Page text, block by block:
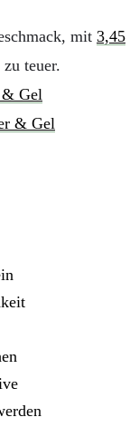
mit 3,45
teuer.